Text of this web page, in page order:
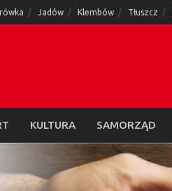
Jadów Klembów Tłuszcz
KULTURA SAMORZĄD